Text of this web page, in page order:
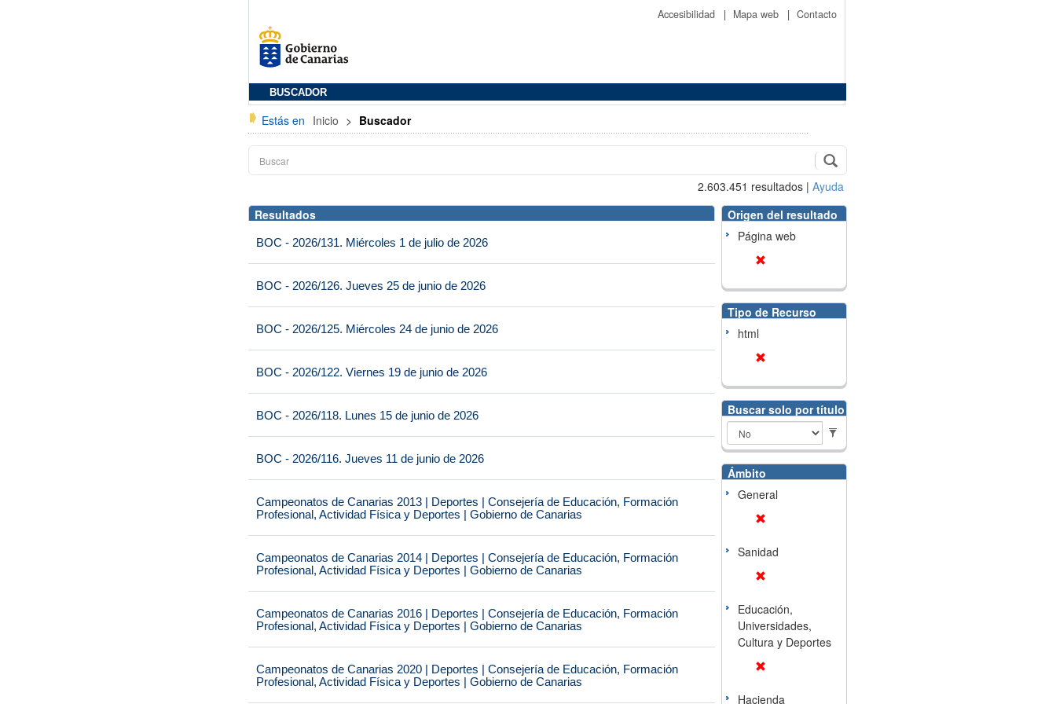
Accesibilidad | Mapa web | Contacto
BUSCADOR
Estás en Inicio > Buscador
2.603.451 resultados | Ayuda
Resultados
BOC - 2026/131. Miércoles 1 de julio de 2026
BOC - 2026/126. Jueves 25 de junio de 2026
BOC - 2026/125. Miércoles 24 de junio de 2026
BOC - 2026/122. Viernes 19 de junio de 2026
BOC - 2026/118. Lunes 15 de junio de 2026
BOC - 2026/116. Jueves 11 de junio de 2026
Campeonatos de Canarias 2013 | Deportes | Consejería de Educación, Formación
Profesional, Actividad Física y Deportes | Gobierno de Canarias
Campeonatos de Canarias 2014 | Deportes | Consejería de Educación, Formación
Profesional, Actividad Física y Deportes | Gobierno de Canarias
Campeonatos de Canarias 2016 | Deportes | Consejería de Educación, Formación
Profesional, Actividad Física y Deportes | Gobierno de Canarias
Campeonatos de Canarias 2020 | Deportes | Consejería de Educación, Formación
Profesional, Actividad Física y Deportes | Gobierno de Canarias
Origen del resultado
Página web
Tipo de Recurso
html
Buscar solo por título
Ámbito
General
Sanidad
Educación,
Universidades,
Cultura y Deportes
Hacienda